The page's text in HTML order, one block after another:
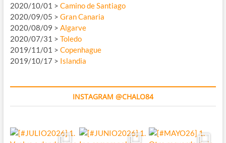
2020/10/01 > Camino de Santiago
2020/09/05 > Gran Canaria
2020/08/09 > Algarve
2020/07/31 > Toledo
2019/11/01 > Copenhague
2019/10/17 > Islandia
INSTAGRAM @CHALO84